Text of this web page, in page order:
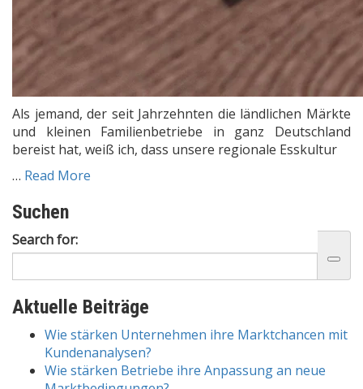
Als jemand, der seit Jahrzehnten die ländlichen Märkte
und kleinen Familienbetriebe in ganz Deutschland
bereist hat, weiß ich, dass unsere regionale Esskultur
… Read More
Suchen
Search for:
Aktuelle Beiträge
Wie stärken Unternehmen ihre Marktchancen mit
Kundenanalysen?
Wie stärken Betriebe ihre Anpassung an neue